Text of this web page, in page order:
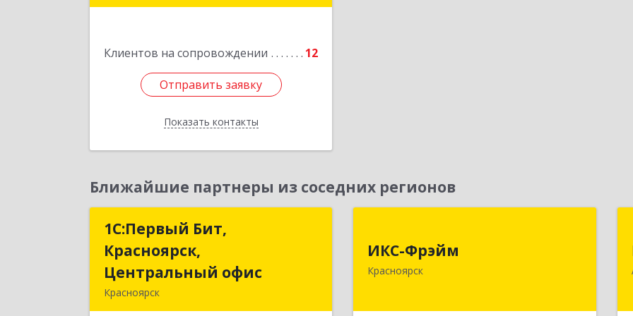
Клиентов на сопровождении 12
Отправить заявку
Показать контакты
Подробнее
Отправить заявку
Назад
Ближайшие партнеры из соседних регионов
1С:Первый Бит,
Красноярск,
Центральный офис
Красноярск
1С:Первый Бит,
Центральный офис
ИКС-Фрэйм
Красноярск
Красноярск г, Батурина ул, дом № 32,